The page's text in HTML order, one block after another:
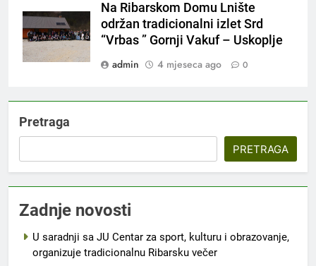
Na Ribarskom Domu Lnište
održan tradicionalni izlet Srd
“Vrbas ” Gornji Vakuf – Uskoplje
admin
4 mjeseca ago 0
Pretraga
PRETRAGA
Zadnje novosti
U saradnji sa JU Centar za sport, kulturu i obrazovanje,
organizuje tradicionalnu Ribarsku večer